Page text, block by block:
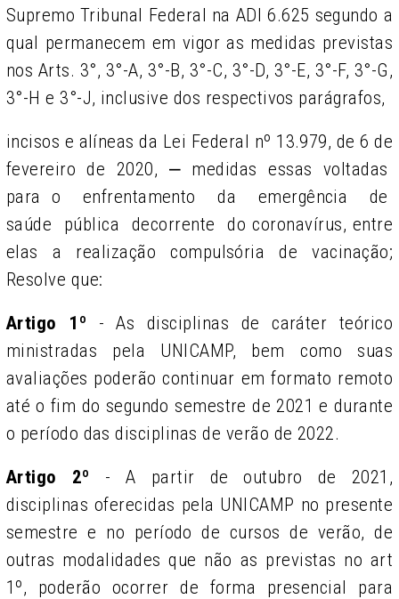
Supremo Tribunal Federal na ADI 6.625 segundo a
qual permanecem em vigor as medidas previstas
nos Arts. 3°, 3°-A, 3°-B, 3°-C, 3°-D, 3°-E, 3°-F, 3°-G,
3°-H e 3°-J, inclusive dos respectivos parágrafos,
incisos e alíneas da Lei Federal nº 13.979, de 6 de
fevereiro de 2020, ⎼ medidas essas voltadas
para o enfrentamento da emergência de
saúde pública decorrente docoronavírus, entre
elas a realização compulsória de vacinação;
Resolve que:
Artigo 1º - As disciplinas de caráter teórico
ministradas pela UNICAMP, bem como suas
avaliações poderão continuar em formato remoto
até o fim do segundo semestre de 2021 e durante
o período das disciplinas de verão de 2022.
Artigo 2º - A partir de outubro de 2021,
disciplinas oferecidas pela UNICAMP no presente
semestre e no período de cursos de verão, de
outras modalidades que não as previstas no art
1º, poderão ocorrer de forma presencial para